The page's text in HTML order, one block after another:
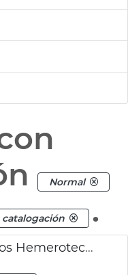
Normal
catalogación .
Beca catalogación fondos Hemeroteca y Biblioteca Histórica